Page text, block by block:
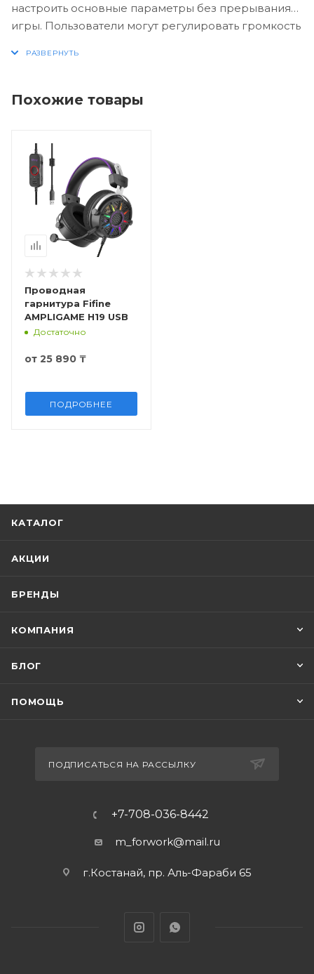
настроить основные параметры без прерывания
игры. Пользователи могут регулировать громкость
Похожие товары
Проводная
гарнитура Fifine
AMPLIGAME H19 USB
Достаточно
от 25 890 ₸
ПОДРОБНЕЕ
КАТАЛОГ
АКЦИИ
БРЕНДЫ
КОМПАНИЯ
БЛОГ
ПОМОЩЬ
ПОДПИСАТЬСЯ НА РАССЫЛКУ
+7-708-036-8442
m_forwork@mail.ru
г.Костанай, пр. Аль-Фараби 65